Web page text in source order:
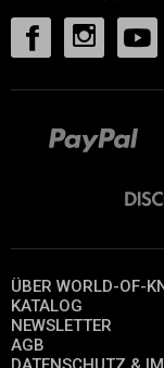
ÜBER WORLD-OF-
KATALOG
NEWSLETTER
AGB